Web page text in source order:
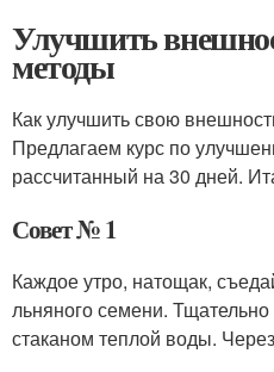
Улучшить
методы
Как улучшить свою
Предлагаем курс по
рассчитанный на 30 дней.
Совет № 1
Каждое утро, натощак,
льняного семени.
стаканом теплой воды.